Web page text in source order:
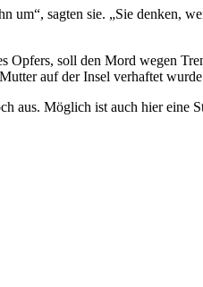
um“, sagten sie. „Sie denken,
Opfers, soll den Mord wegen
auf der Insel verhaftet
aus. Möglich ist auch hier eine